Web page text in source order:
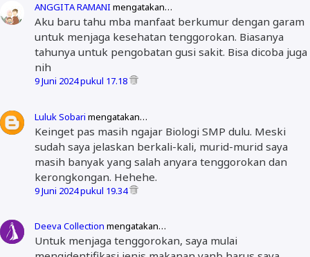
ANGGITA RAMANI mengatakan…
Aku baru tahu mba manfaat berkumur dengan garam
untuk menjaga kesehatan tenggorokan. Biasanya
tahunya untuk pengobatan gusi sakit. Bisa dicoba juga
nih
9 Juni 2024 pukul 17.18
Luluk Sobari mengatakan…
Keinget pas masih ngajar Biologi SMP dulu. Meski
sudah saya jelaskan berkali-kali, murid-murid saya
masih banyak yang salah anyara tenggorokan dan
kerongkongan. Hehehe.
9 Juni 2024 pukul 19.34
Deeva Collection mengatakan…
Untuk menjaga tenggorokan, saya mulai